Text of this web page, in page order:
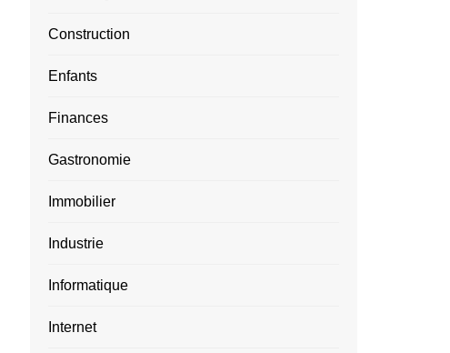
Construction
Enfants
Finances
Gastronomie
Immobilier
Industrie
Informatique
Internet